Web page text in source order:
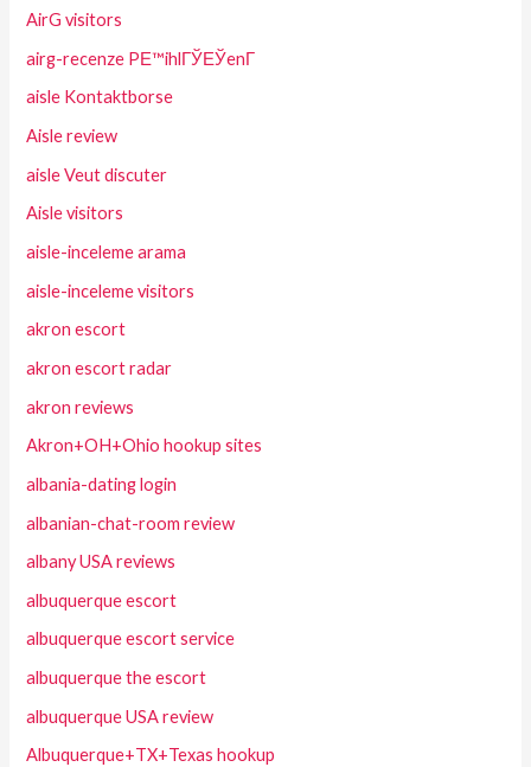
AirG visitors
airg-recenze PЕ™ihlГЎЕЎenГ­
aisle Kontaktborse
Aisle review
aisle Veut discuter
Aisle visitors
aisle-inceleme arama
aisle-inceleme visitors
akron escort
akron escort radar
akron reviews
Akron+OH+Ohio hookup sites
albania-dating login
albanian-chat-room review
albany USA reviews
albuquerque escort
albuquerque escort service
albuquerque the escort
albuquerque USA review
Albuquerque+TX+Texas hookup